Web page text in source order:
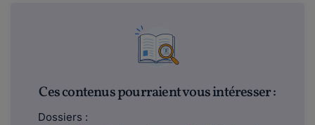
Ces contenus pourraient vous intéresser :
Dossiers :